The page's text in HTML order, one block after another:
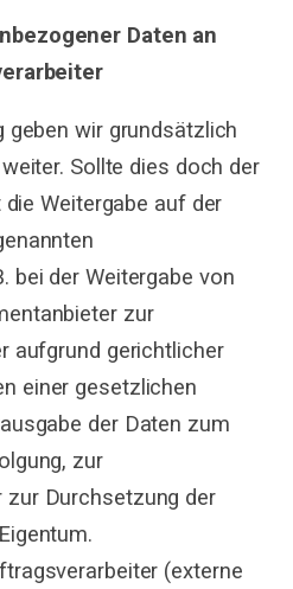
Daten an
geben wir grundsätzlich
Sollte dies doch der
Weitergabe auf der
bei der Weitergabe von
zur
aufgrund gerichtlicher
einer gesetzlichen
der Daten zum
zur
zur Durchsetzung der
(externe